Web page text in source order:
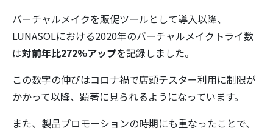
バーチャルメイクを販促ツールとして導入以降、
LUNASOLにおける2020年のバーチャルメイクトライ数
は対前年比272%アップを記録しました。
この数字の伸びはコロナ禍で店頭テスター利用に制限が
かかって以降、顕著に見られるようになっています。
また、製品プロモーションの時期にも重なったことで、